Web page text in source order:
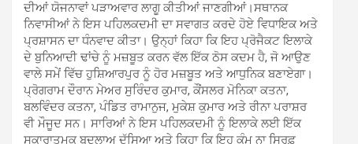
ਦੀਆਂ ਯੋਜਨਾਵਾਂ ਪੜਾਅਵਾਰ ਲਾਗੂ ਕੀਤੀਆਂ ਜਾਣਗੀਆਂ।ਸਥਾਨਕ
ਨਿਵਾਸੀਆਂ ਨੇ ਇਸ ਪਹਿਲਕਦਮੀ ਦਾ ਸਵਾਗਤ ਕਰਦੇ ਹੋਏ ਵਿਧਾਇਕ ਅਤੇ
ਪ੍ਰਸ਼ਾਸਨ ਦਾ ਧੰਨਵਾਦ ਕੀਤਾ। ਉਨ੍ਹਾਂ ਕਿਹਾ ਕਿ ਇਹ ਪ੍ਰੋਜੈਕਟ ਇਲਾਕੇ
ਦੇ ਬੁਨਿਆਦੀ ਢਾਂਚੇ ਨੂੰ ਮਜ਼ਬੂਤ ਕਰਨ ਵੱਲ ਇੱਕ ਠੋਸ ਕਦਮ ਹੈ, ਜੋ ਆਉਣ
ਵਾਲੇ ਸਮੇਂ ਵਿੱਚ ਹੁਸ਼ਿਆਰਪੁਰ ਨੂੰ ਹੋਰ ਮਜ਼ਬੂਤ ਅਤੇ ਆਧੁਨਿਕ ਬਣਾਏਗਾ।
ਪ੍ਰੋਗਰਾਮ ਦੌਰਾਨ ਮੇਅਰ ਸੁਰਿੰਦਰ ਕੁਮਾਰ, ਕੌਂਸਲਰ ਮੋਨਿਕਾ ਕਤਨਾ,
ਬਲਵਿੰਦਰ ਕਤਨਾ, ਪੰਡਿਤ ਰਾਮਾਨੁਜ, ਮੁਕੇਸ਼ ਕੁਮਾਰ ਅਤੇ ਰੀਨਾ ਪਰਾਸ਼ਰ
ਵੀ ਮੌਜੂਦ ਸਨ। ਸਾਰਿਆਂ ਨੇ ਇਸ ਪਹਿਲਕਦਮੀ ਨੂੰ ਇਲਾਕੇ ਲਈ ਇੱਕ
ਸਕਾਰਾਤਮਕ ਬਦਲਾਅ ਦੱਸਿਆ ਅਤੇ ਕਿਹਾ ਕਿ ਇਹ ਕੰਮ ਨਾ ਸਿਰਫ਼